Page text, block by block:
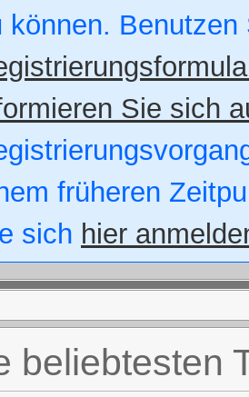
können. Benutzen
Sie sich
früheren
sich hier
beliebtesten